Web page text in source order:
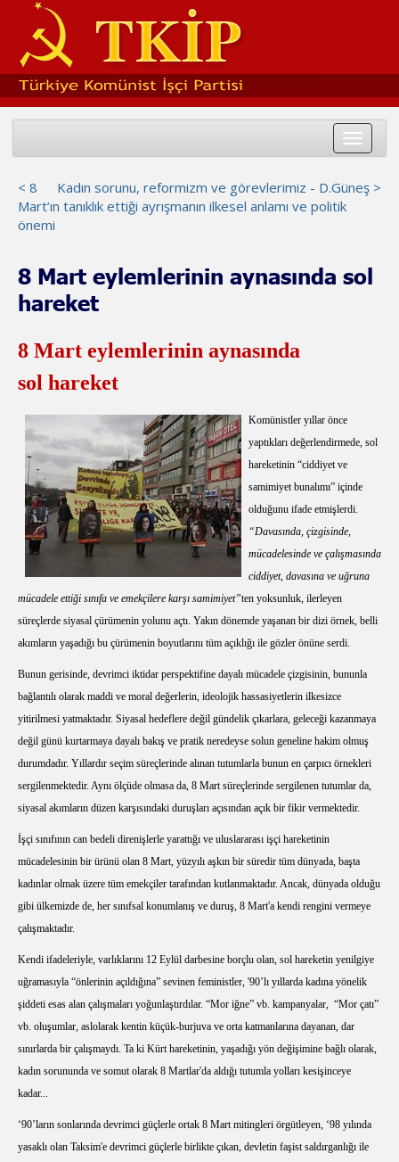
Toggle
Kadın sorunu, reformizm ve görevlerimiz - D.Güneş >
< 8
Mart’ın tanıklık ettiği ayrışmanın ilkesel anlamı ve politik
önemi
8 Mart eylemlerinin aynasında sol
hareket
8 Mart eylemlerinin aynasında
sol hareket
Komünistler yıllar önce
yaptıkları değerlendirmede, sol
hareketinin “ciddiyet ve
samimiyet bunalımı” içinde
olduğunu ifade etmişlerdi.
“Davasında, çizgisinde,
mücadelesinde ve çalışmasında
ciddiyet, davasına ve uğruna
mücadele ettiği sınıfa ve emekçilere karşı samimiyet”ten yoksunluk, ilerleyen
süreçlerde siyasal çürümenin yolunu açtı. Yakın dönemde yaşanan bir dizi örnek, belli
akımların yaşadığı bu çürümenin boyutlarını tüm açıklığı ile gözler önüne serdi.
Bunun gerisinde, devrimci iktidar perspektifine dayalı mücadele çizgisinin, bununla
bağlantılı olarak maddi ve moral değerlerin, ideolojik hassasiyetlerin ilkesizce
yitirilmesi yatmaktadır. Siyasal hedeflere değil gündelik çıkarlara, geleceği kazanmaya
değil günü kurtarmaya dayalı bakış ve pratik neredeyse solun geneline hakim olmuş
durumdadır. Yıllardır seçim süreçlerinde alınan tutumlarla bunun en çarpıcı örnekleri
sergilenmektedir. Aynı ölçüde olmasa da, 8 Mart süreçlerinde sergilenen tutumlar da,
siyasal akımların düzen karşısındaki duruşları açısından açık bir fikir vermektedir.
İşçi sınıfının can bedeli direnişlerle yarattığı ve uluslararası işçi hareketinin
mücadelesinin bir ürünü olan 8 Mart, yüzyılı aşkın bir süredir tüm dünyada, başta
kadınlar olmak üzere tüm emekçiler tarafından kutlanmaktadır. Ancak, dünyada olduğu
gibi ülkemizde de, her sınıfsal konumlanış ve duruş, 8 Mart'a kendi rengini vermeye
çalışmaktadır.
Kendi ifadeleriyle, varlıklarını 12 Eylül darbesine borçlu olan, sol hareketin yenilgiye
uğramasıyla “önlerinin açıldığına” sevinen feministler, '90’lı yıllarda kadına yönelik
şiddeti esas alan çalışmaları yoğunlaştırdılar. “Mor iğne” vb. kampanyalar, “Mor çatı”
vb. oluşumlar, aslolarak kentin küçük-burjuva ve orta katmanlarına dayanan, dar
sınırlarda bir çalışmaydı. Ta ki Kürt hareketinin, yaşadığı yön değişimine bağlı olarak,
kadın sorununda ve somut olarak 8 Martlar'da aldığı tutumla yolları kesişinceye
kadar...
‘90’ların sonlarında devrimci güçlerle ortak 8 Mart mitingleri örgütleyen, ‘98 yılında
yasaklı olan Taksim'e devrimci güçlerle birlikte çıkan, devletin faşist saldırganlığı ile